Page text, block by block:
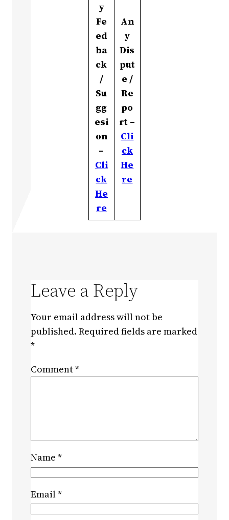
y
Fe
ed
ba
ck
/
Su
gg
esi
on
–
Cli
ck
He
re
An
y
Dis
put
e /
Re
po
rt –
Cli
ck
He
re
Leave a Reply
Your email address will not be
published. Required fields are marked
*
Comment*
Name *
Email*